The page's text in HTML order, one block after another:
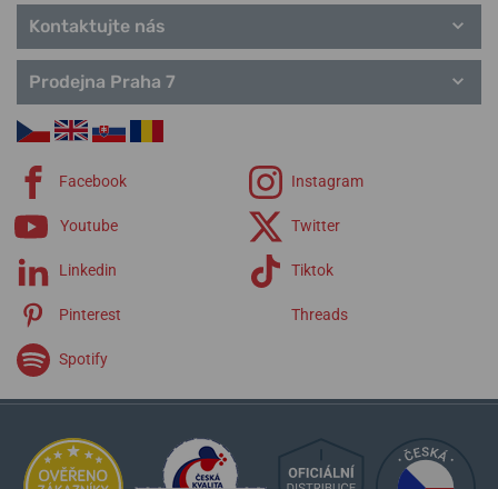
Populární modelové řady Maurice Lacroix
Aikon
Eliros
Fiaba
Masterpiece
Pontos
1975
Kontaktujte nás
Prodejna Praha 7
Facebook Instagram
Youtube Twitter
Linkedin Tiktok
Pinterest Threads
Spotify